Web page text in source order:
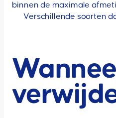
binnen de maximale
Verschillende soorten